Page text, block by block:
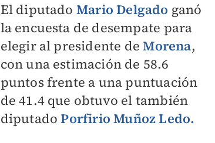
El diputado Mario Delgado ganó
la encuesta de desempate para
elegir al presidente deMorena,
con una estimación de 58.6
puntos frente a una puntuación
de 41.4 que obtuvo el también
diputadoPorfirio Muñoz Ledo.